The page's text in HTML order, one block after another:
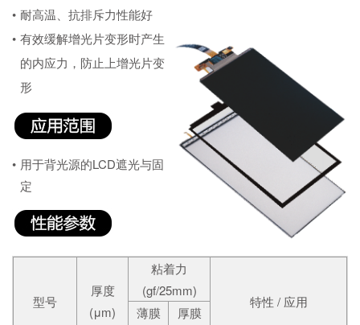
• 耐高温、抗排斥力性能好
• 有效缓解增光片变形时产生
的内应力，防止上增光片变
形
• 用于背光源的LCD遮光与固
定
型号
厚度
(μm)
粘着力
(gf/25mm)
特性 / 应用
薄膜
厚膜